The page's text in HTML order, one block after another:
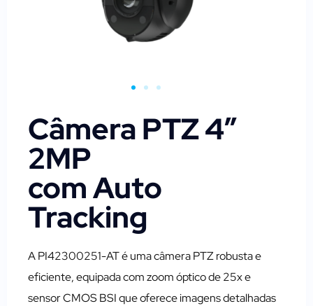
Câmera PTZ 4″
2MP
com Auto
Tracking
A PI42300251-AT é uma câmera PTZ robusta e
eficiente, equipada com zoom óptico de 25x e
sensor CMOS BSI que oferece imagens detalhadas